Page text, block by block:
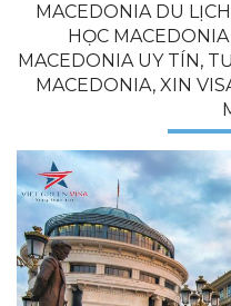
MACEDONIA DU
HỌC
MACEDONIA UY TÍN,
MACEDONIA, XIN